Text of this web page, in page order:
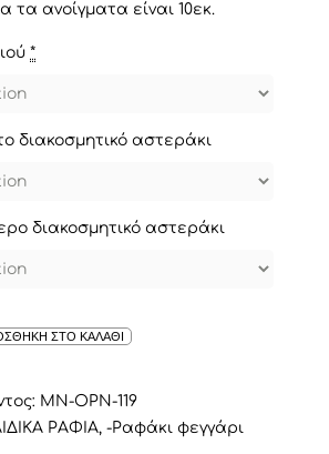
τα ανοίγματα είναι 10εκ.
*
διακοσμητικό αστεράκι
διακοσμητικό αστεράκι
ΣΤΟ ΚΑΛΑΘΙ
MN-OPN-119
ΡΑΦΙΑ, -Ραφάκι φεγγάρι